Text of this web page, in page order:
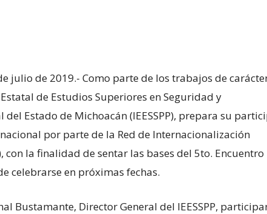
julio de 2019.- Como parte de los trabajos de
de Estudios Superiores en Seguridad y
Estado de Michoacán (IEESSPP), prepara su
por parte de la Red de Internacionalización
con la finalidad de sentar las bases del 5to. Encuentro
celebrarse en próximas fechas.
Bustamante, Director General del IEESSPP,